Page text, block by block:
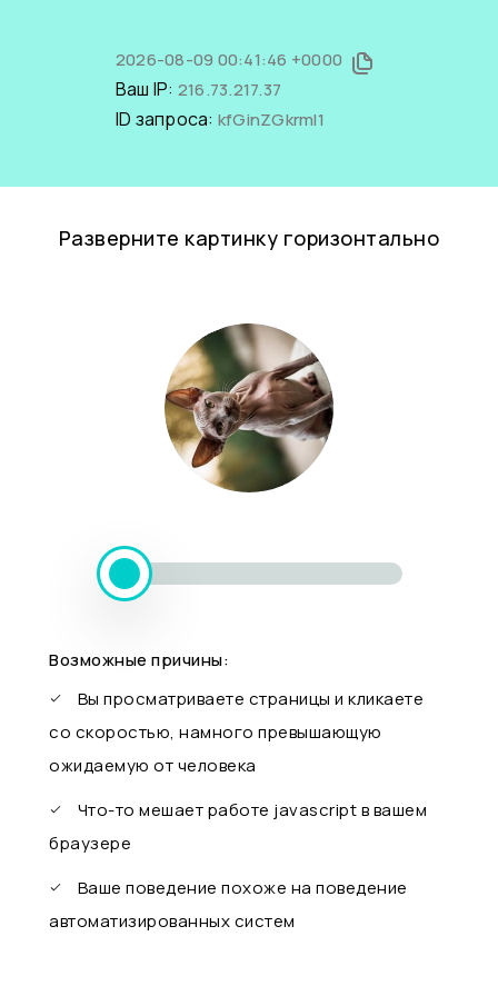
2026-08-09 00:41:46 +0000
Ваш IP: 216.73.217.37
ID запроса: kfGinZGkrmI1
Разверните картинку горизонтально
Возможные причины:
Вы просматриваете страницы и кликаете
со скоростью, намного превышающую
ожидаемую от человека
Что-то мешает работе javascript в вашем
браузере
Ваше поведение похоже на поведение
автоматизированных систем